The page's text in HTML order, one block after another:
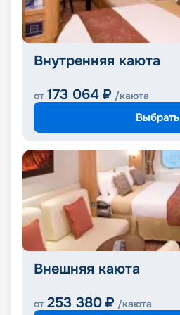
Внутренняя каюта
от 173 064 ₽ /каюта
Выбрать
Внешняя каюта
от 253 380 ₽ /каюта